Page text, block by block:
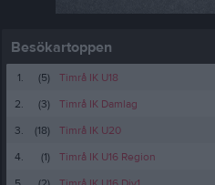
Besökartoppen
1. (5)
Timrå IK U18
2.
(3)
Timrå IK Damlag
3.
(18)
Timrå IK U20
4.
(1)
Timrå IK U16 Region